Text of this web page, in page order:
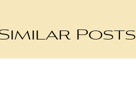
Posts